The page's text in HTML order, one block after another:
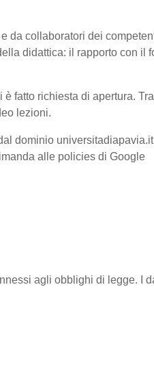
da collaboratori dei
didattica: il rapporto con il
fatto richiesta di apertura.
lezioni.
dominio
alle policies di Google
agli obblighi di legge. I